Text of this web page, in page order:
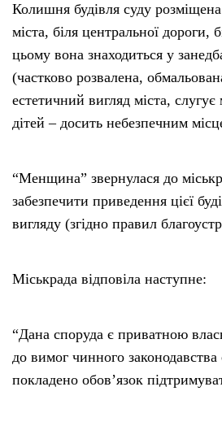
Редакційна політика
Етичний кодекс
Колишня будівля суду
міста, біля центральної дороги,
цьому вона знаходиться у
(частково розвалена,
естетичний вигляд міста, слугує
дітей – досить небезпечним
“Менщина” звернулася до
забезпечити приведення цієї
вигляду (згідно правил
Міськрада відповіла наступне:
“Дана споруда є приватною
до вимог чинного
покладено обов’язок